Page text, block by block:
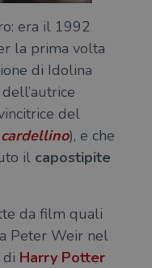
era il 1992
la prima volta
di Idolina
del
), e che
il capostipite
da film quali
Peter Weir nel
Harry Potter